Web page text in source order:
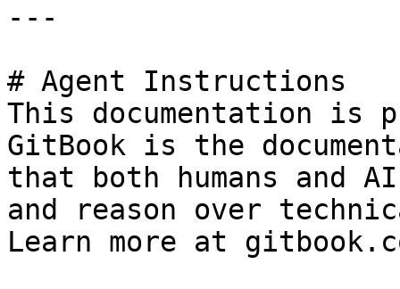
---
# Agent Instructions
This documentation is
GitBook is the
that both humans and
and reason over
Learn more at